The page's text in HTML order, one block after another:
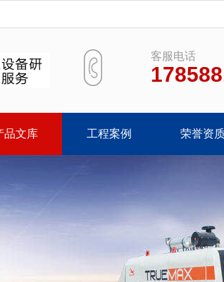
客服电话
品文库 工程案例 荣誉资